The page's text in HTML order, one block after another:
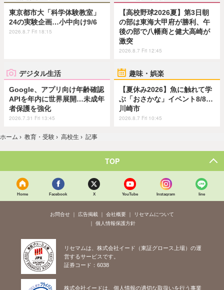
東京都市大「科学体験教室」
24の実験企画…小中向け9/6
2026.8.7 Fri 18:15
【高校野球2026夏】第3日朝
の部は東海大甲府が勝利、午
後の部で八幡商と健大高崎が
激突
2026.8.7 Fri 12:45
デジタル生活
Google、アプリ向け年齢確認
APIを年内に世界展開…未成年
者保護を強化
2026.7.31 Fri 13:45
趣味・娯楽
【夏休み2026】魚に触れて学
ぶ「おさかな」イベント8/8…
川崎市
2026.8.7 Fri 10:45
ホーム › 教育・受験 › 高校生 › 記事
TOP
Home Facebook X YouTube Instagram line
お問合せ 広告掲載 会社概要
リセマムについて
個人情報保護方針
リセマムは、株式会社イード（東証グロース上場）の運
営するサービスです。
証券コード：6038
株式会社イードは、個人情報の適切な取扱いを行う事業